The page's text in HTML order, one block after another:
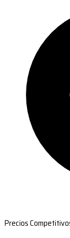
Precios